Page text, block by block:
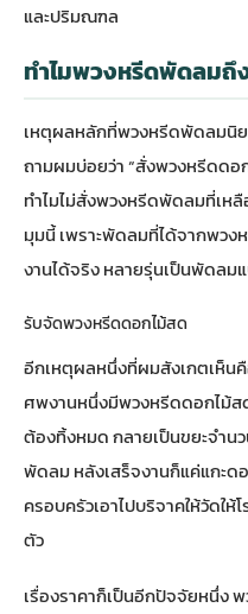
และปริมณฑล
ทำไมพวงหรีดพัดลมถึ
เหตุผลหลักที่พวงหรีดพัดลมนิ
ถามผมบ่อยว่า “สั่งพวงหรีดด
ทำไมไม่สั่งพวงหรีดพัดลมที่เห
มุมนี้ เพราะพัดลมที่ได้จากพว
งานได้จริง หลายรุ่นเป็นพัดล
รับจัดพวงหรีดดอกไม้สด
อีกเหตุผลหนึ่งที่ผมสังเกตเห็น
ศพงานหนึ่งมีพวงหรีดดอกไม้ส
ต้องทิ้งหมด กลายเป็นขยะจำน
พัดลม หลังเสร็จงานก็แค่แกะด
ครอบครัวเอาไปบริจาคให้วัดใ
ตัว
เรื่องราคาก็เป็นอีกปัจจัยหนึ่ง